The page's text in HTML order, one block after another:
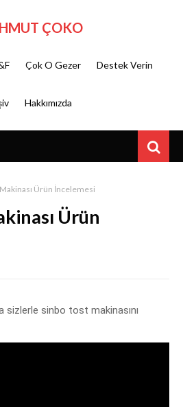
ÇOKO
Çok O Gezer Destek Verin
Hakkımızda
Ürün İncelemesi
Ürün
sizlerle sinbo tost makinasını